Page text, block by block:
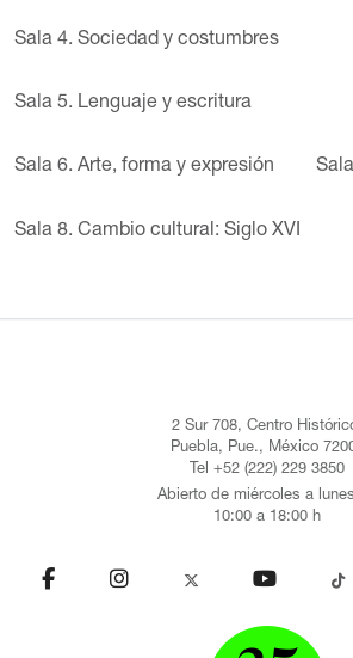
Sala 4. Sociedad y costumbres
Sala 5. Lenguaje y escritura
Sala 6. Arte, forma y expresión
Sala 8. Cambio cultural: Siglo XVI
2 Sur 708, Centro
Puebla, Pue., México
Tel +52 (222) 229 3850
Abierto de miércoles a
10:00 a 18:00 h